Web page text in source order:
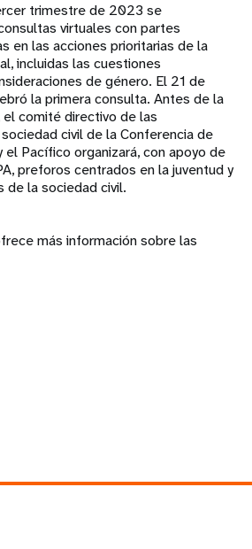
trimestre de 2023 se
virtuales con partes
en las acciones prioritarias de la
incluidas las cuestiones
de género. El 21 de
la primera consulta. Antes de la
comité directivo de las
civil de la Conferencia de
el Pacífico organizará, con apoyo de
preforos centrados en la juventud y
de la sociedad civil.
más información sobre las